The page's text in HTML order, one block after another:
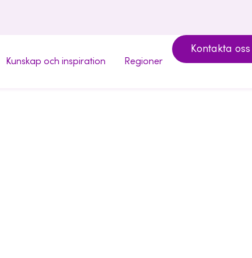
Kunskap och inspiration Regioner
Kontakta oss